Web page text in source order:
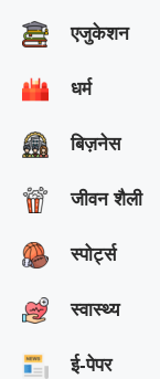
एजुकेशन
धर्म
बिज़नेस
जीवन शैली
स्पोर्ट्स
स्वास्थ्य
ई-पेपर